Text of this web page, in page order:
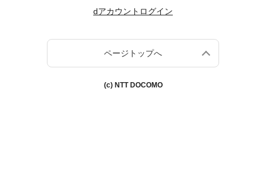
dアカウントログイン
ページトップへ
(c) NTT DOCOMO